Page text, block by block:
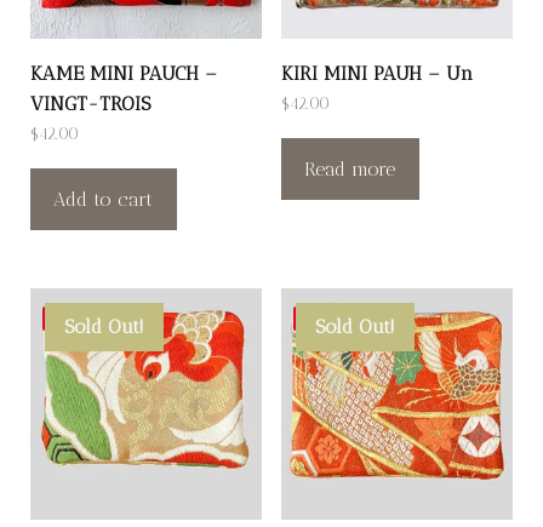
KAME MINI PAUCH –
VINGT-TROIS
$42.00
Add to cart
KIRI MINI PAUH – Un
$42.00
Read more
Save
Sold Out! Save
Sold Out!